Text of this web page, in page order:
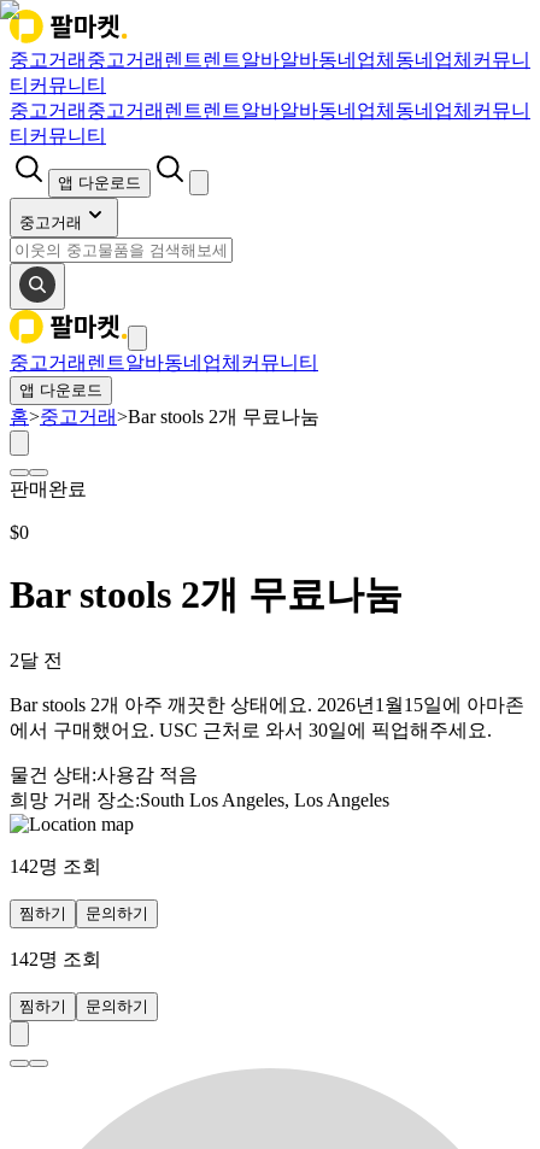
중고거래 중고거래 렌트렌트알바알바동네업체 동네업체 커뮤니
티 커뮤니티
중고거래 중고거래 렌트렌트알바알바동네업체 동네업체 커뮤니
티 커뮤니티
앱 다운로드
중고거래
중고거래 렌트알바동네업체 커뮤니티
앱 다운로드
홈>중고거래>Bar stools 2개 무료나눔
판매완료
$0
Bar stools 2개 무료나눔
2달 전
Bar stools 2개 아주 깨끗한 상태에요. 2026년1월15일에 아마존
에서 구매했어요. USC 근처로 와서 30일에 픽업해주세요.
물건 상태 :사용감 적음
희망 거래 장소:South Los Angeles, Los Angeles
142명 조회
찜하기 문의하기
142명 조회
찜하기 문의하기